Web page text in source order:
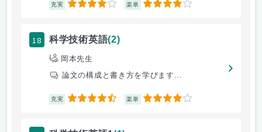
充実 4 楽単 4
18 科学技術英語(2)
岡本先生
論文の構成と書き方を学びます...
充実 4.5 楽単 4